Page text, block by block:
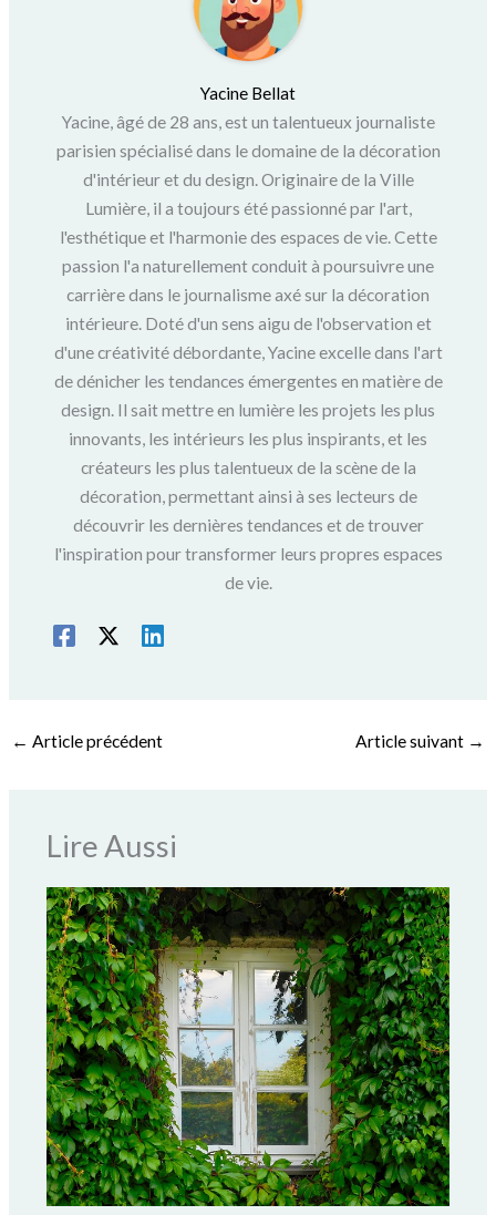
Yacine Bellat
Yacine, âgé de 28 ans, est un talentueux journaliste
parisien spécialisé dans le domaine de la décoration
d'intérieur et du design. Originaire de la Ville
Lumière, il a toujours été passionné par l'art,
l'esthétique et l'harmonie des espaces de vie. Cette
passion l'a naturellement conduit à poursuivre une
carrière dans le journalisme axé sur la décoration
intérieure. Doté d'un sens aigu de l'observation et
d'une créativité débordante, Yacine excelle dans l'art
de dénicher les tendances émergentes en matière de
design. Il sait mettre en lumière les projets les plus
innovants, les intérieurs les plus inspirants, et les
créateurs les plus talentueux de la scène de la
décoration, permettant ainsi à ses lecteurs de
découvrir les dernières tendances et de trouver
l'inspiration pour transformer leurs propres espaces
de vie.
← Article précédent Article suivant →
Lire Aussi